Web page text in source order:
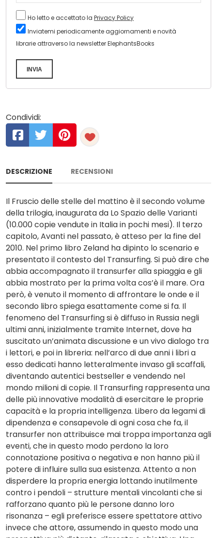
Ho letto e accettato la Privacy Policy
Inviatemi periodicamente aggiornamenti e novità
librarie attraverso la newsletter ElephantsBooks
INVIA
Condividi:
DESCRIZIONE RECENSIONI
Il Fruscio delle stelle del mattino è il secondo volume
della trilogia, inaugurata da Lo Spazio delle Varianti
(10.000 copie vendute in Italia in pochi mesi). Il terzo
capitolo, Avanti nel passato, è atteso per la fine del
2010. Nel primo libro Zeland ha dipinto lo scenario e
presentato il contesto del Transurfing. Si può dire che
abbia accompagnato il transurfer alla spiaggia e gli
abbia mostrato per la prima volta cos’è il mare. Ora
però, è venuto il momento di affrontare le onde e il
secondo libro spiega esattamente come si fa. Il
fenomeno del Transurfing si è diffuso in Russia negli
ultimi anni, inizialmente tramite Internet, dove ha
suscitato un’animata discussione e un vivo dialogo tra
i lettori, e poi in libreria: nell’arco di due anni i libri a
esso dedicati hanno letteralmente invaso gli scaffali,
diventando autentici bestseller e vendendo nel
mondo milioni di copie. Il Transurfing rappresenta una
delle più innovative modalità di esercitare le proprie
capacità e la propria intelligenza. Libero da legami di
dipendenza e consapevole di ogni cosa che fa, il
transurfer non attribuisce mai troppa importanza agli
eventi, che in questo modo perdono la loro
connotazione positiva o negativa e non hanno più il
potere di influire sulla sua esistenza. Attento a non
disperdere la propria energia lottando inutilmente
contro i pendoli – strutture mentali vincolanti che si
rafforzano quanto più le persone danno loro
risonanza – egli preferisce essere spettatore attivo
invece che attore, assumendo in questo modo una